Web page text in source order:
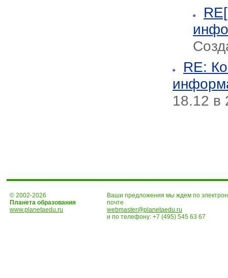
RE:
18.12 в
© 2002-2026
Планета образования
www.planetaedu.ru
Ваши предложения мы ждем по
почте
webmaster@planetaedu.ru
и по телефону: +7 (495) 545 63 67